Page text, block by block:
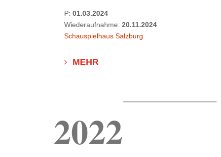
P: 01.03.2024
Wiederaufnahme: 20.11.2024
Schauspielhaus Salzburg
MEHR
2022